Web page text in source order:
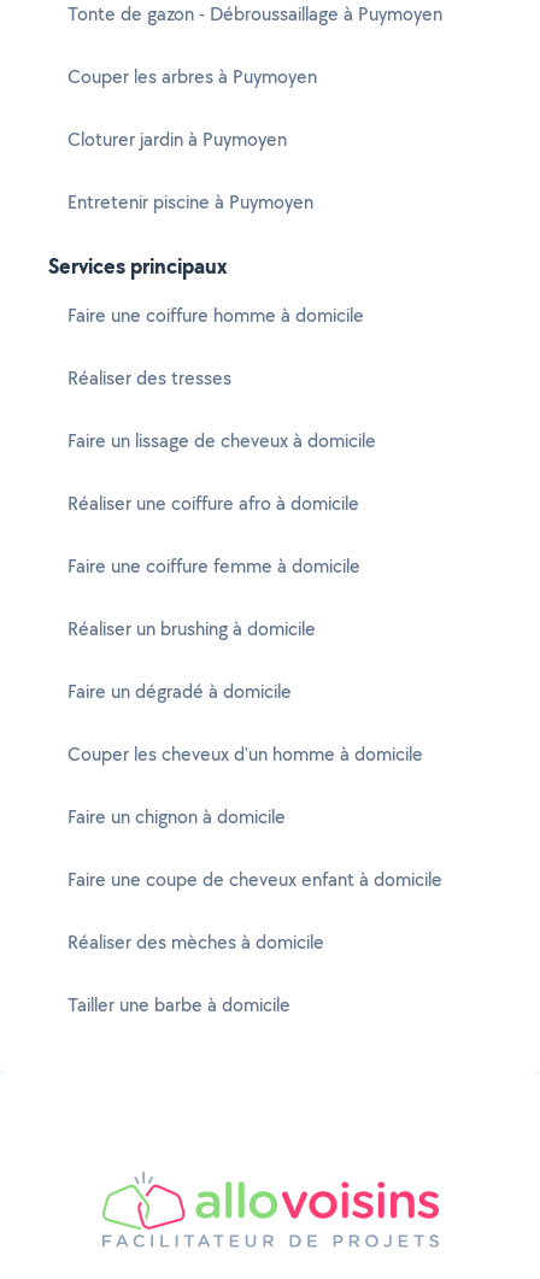
Tonte de gazon - Débroussaillage à Puymoyen
Couper les arbres à Puymoyen
Cloturer jardin à Puymoyen
Entretenir piscine à Puymoyen
Services principaux
Faire une coiffure homme à domicile
Réaliser des tresses
Faire un lissage de cheveux à domicile
Réaliser une coiffure afro à domicile
Faire une coiffure femme à domicile
Réaliser un brushing à domicile
Faire un dégradé à domicile
Couper les cheveux d'un homme à domicile
Faire un chignon à domicile
Faire une coupe de cheveux enfant à domicile
Réaliser des mèches à domicile
Tailler une barbe à domicile